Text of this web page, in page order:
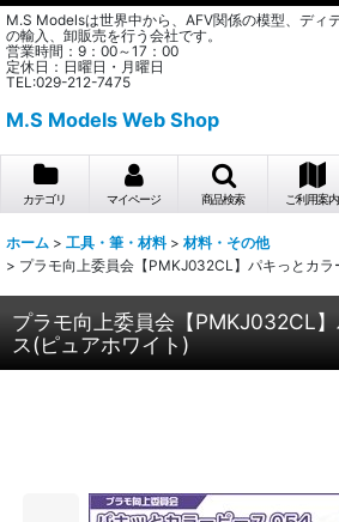
M.S Modelsは世界中から、AFV関係の模型、ディ
の輸入、卸販売を行う会社です。
営業時間：9：00～17：00
定休日：日曜日・月曜日
TEL:029-212-7475
M.S Models Web Shop
カテゴリ マイページ 商品検索 ご利用案内
ホーム > 工具・筆・材料 > 材料・その他
> プラモ向上委員会【PMKJ032CL】パキっとカラ
プラモ向上委員会【PMKJ032CL
ス(ピュアホワイト)